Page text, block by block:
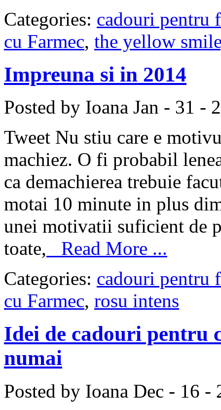
Categories: cadouri pentru
cu Farmec, the yellow
Impreuna si in 2014
Posted by Ioana Jan - 31 -
Tweet Nu stiu care e
machiez. O fi probabil
ca demachierea trebuie
motai 10 minute in plus
unei motivatii suficient de
toate, Read More ...
Categories: cadouri pentru
cu Farmec, rosu intens
Idei de cadouri pentru
numai
Posted by Ioana Dec - 16 -